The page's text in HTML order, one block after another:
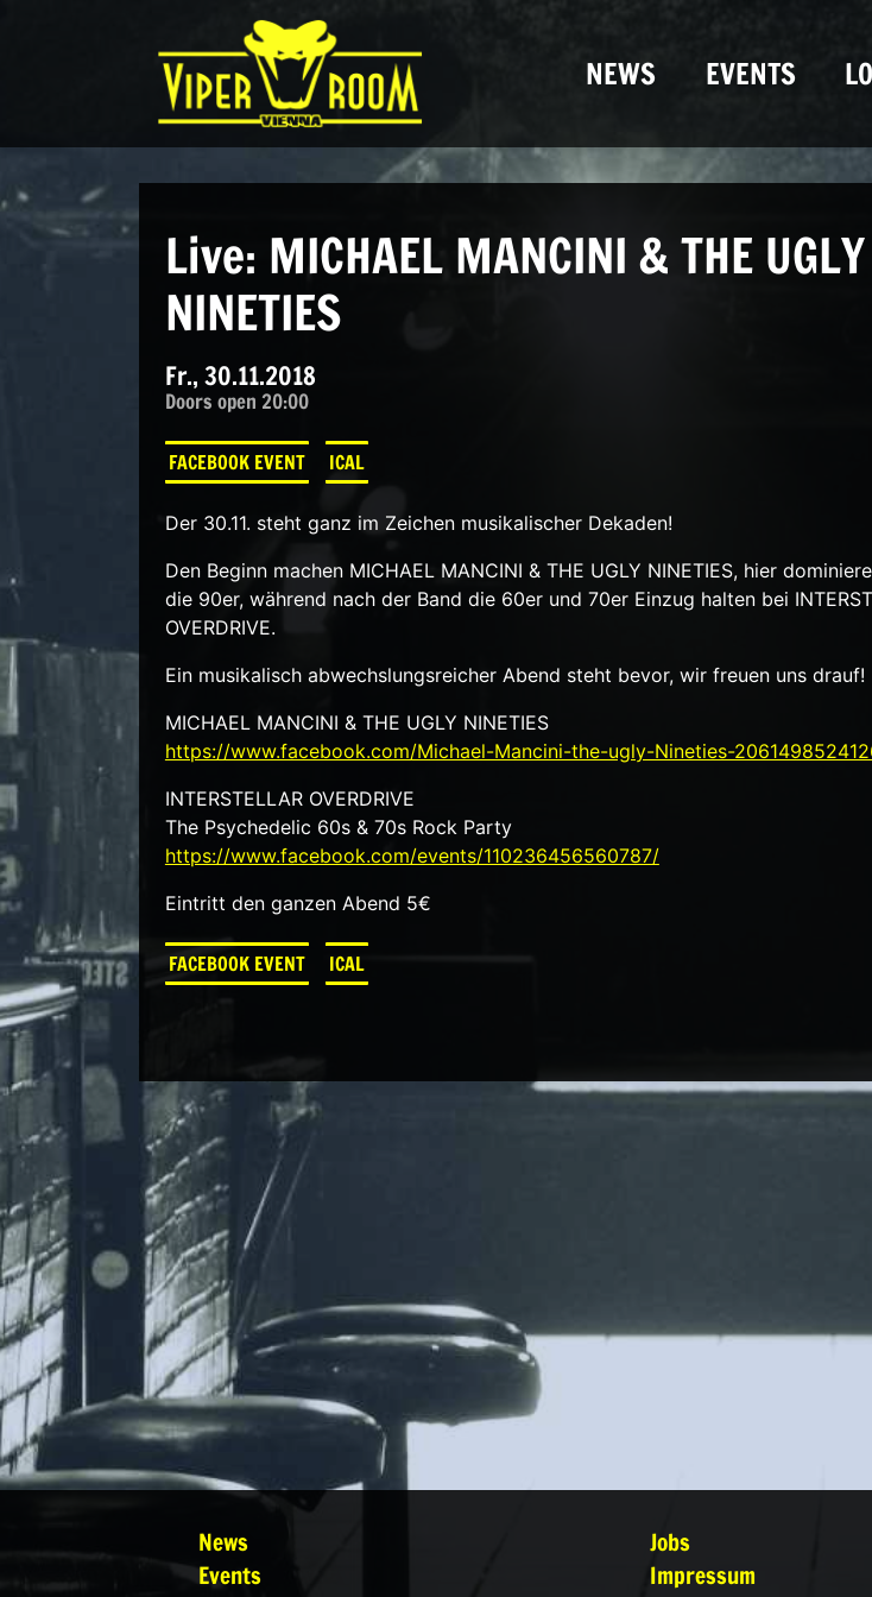
Hauptnavigation NEWS EVENTS
Live: MICHAEL MANCINI & THE UGLY
NINETIES
Fr., 30.11.2018
Doors open 20:00
FACEBOOK EVENT ICAL
Der 30.11. steht ganz im Zeichen musikalischer Dekaden!
Den Beginn machen MICHAEL MANCINI & THE UGLY NINETIES, hier
die 90er, während nach der Band die 60er und 70er Einzug halten bei
OVERDRIVE.
Ein musikalisch abwechslungsreicher Abend steht bevor, wir freuen uns drauf!
MICHAEL MANCINI & THE UGLY NINETIES
https://www.facebook.com/Michael-Mancini-the-ugly-Nineties-
INTERSTELLAR OVERDRIVE
The Psychedelic 60s & 70s Rock Party
https://www.facebook.com/events/110236456560787/
Eintritt den ganzen Abend 5€
FACEBOOK EVENT ICAL
News
Events
Jobs
Impressum